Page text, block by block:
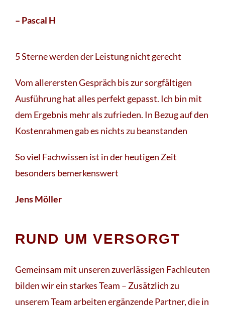
– Pascal H
5 Sterne werden der Leistung nicht gerecht
Vom allerersten Gespräch bis zur sorgfältigen
Ausführung hat alles perfekt gepasst. Ich bin mit
dem Ergebnis mehr als zufrieden. In Bezug auf den
Kostenrahmen gab es nichts zu beanstanden
So viel Fachwissen ist in der heutigen Zeit
besonders bemerkenswert
Jens Möller
RUND UM VERSORGT
Gemeinsam mit unseren zuverlässigen Fachleuten
bilden wir ein starkes Team – Zusätzlich zu
unserem Team arbeiten ergänzende Partner, die in